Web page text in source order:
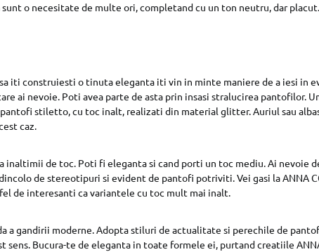
o necesitate de multe ori, completand cu un ton neutru, dar placut.
iti construiesti o tinuta eleganta iti vin in minte maniere de a iesi in
ai nevoie. Poti avea parte de asta prin insasi stralucirea pantofilor.
pantofi stiletto, cu toc inalt, realizati din material glitter. Auriul sau
caz.
inaltimii de toc. Poti fi eleganta si cand porti un toc mediu. Ai nevoie
de stereotipuri si evident de pantofi potriviti. Vei gasi la ANNA
de interesanti ca variantele cu toc mult mai inalt.
a gandirii moderne. Adopta stiluri de actualitate si perechile de
sens. Bucura-te de eleganta in toate formele ei, purtand creatiile